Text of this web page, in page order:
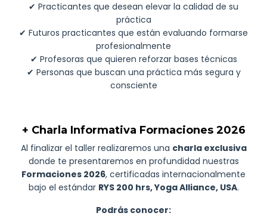
✔ Practicantes que desean elevar la calidad de su
práctica
✔ Futuros practicantes que están evaluando formarse
profesionalmente
✔ Profesoras que quieren reforzar bases técnicas
✔ Personas que buscan una práctica más segura y
consciente
+ Charla Informativa Formaciones 2026
Al finalizar el taller realizaremos una charla exclusiva
donde te presentaremos en profundidad nuestras
Formaciones 2026, certificadas internacionalmente
bajo el estándar RYS 200 hrs, Yoga Alliance, USA.
Podrás conocer: